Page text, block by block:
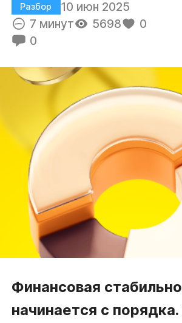
Разбор
10 июн 2025
7 минут
5698
0
0
Финансовая
начинается с порядка.